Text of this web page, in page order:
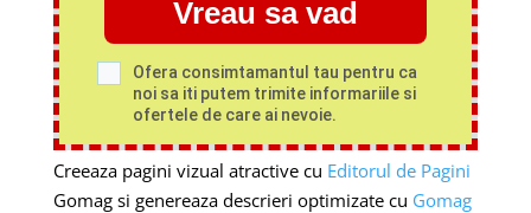
Vreau sa vad
Ofera consimtamantul tau pentru ca
noi sa iti putem trimite informariile si
ofertele de care ai nevoie.
Creeaza pagini vizual atractive cu Editorul de Pagini
Gomag si genereaza descrieri optimizate cu Gomag